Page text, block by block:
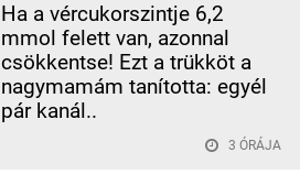
Ha a vércukorszintje 6,2
mmol felett van, azonnal
csökkentse! Ezt a trükköt a
nagymamám tanította: egyél
pár kanál..
3 ÓRÁJA